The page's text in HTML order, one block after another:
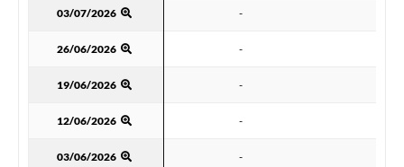
03/07/2026 -
26/06/2026 -
19/06/2026 -
12/06/2026 -
03/06/2026 -
03/07/2026
26/06/2026
19/06/2026
12/06/2026
03/06/2026